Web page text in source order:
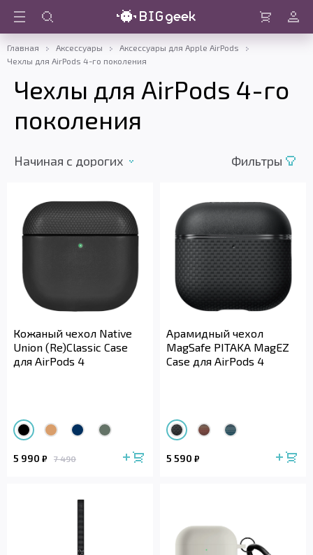
Войти
Главная Аксессуары
Аксессуары для Apple AirPods
Чехлы для AirPods 4-го поколения
Чехлы для AirPods 4-го
поколения
Начиная с дорогих Фильтры
Кожаный чехол Native
Union (Re)Classic Case
для AirPods 4
5 990 ₽ 7 490
Арамидный чехол
MagSafe PITAKA MagEZ
Case для AirPods 4
5 590 ₽